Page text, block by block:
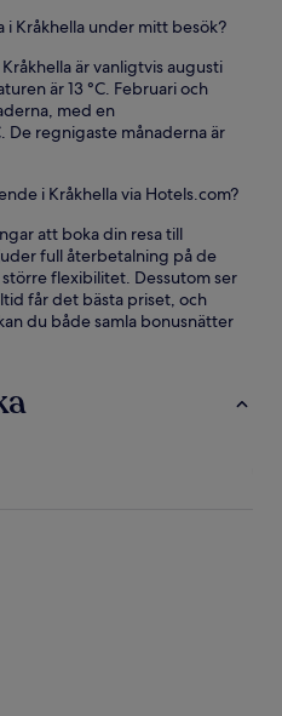
i Kråkhella under mitt besök?
är vanligtvis augusti
är 13 °C. Februari och
med en
De regnigaste månaderna är
i Kråkhella via Hotels.com?
att boka din resa till
full återbetalning på de
flexibilitet. Dessutom ser
får det bästa priset, och
du både samla bonusnätter